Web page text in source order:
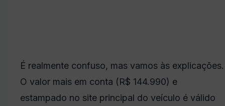
É realmente confuso, mas vamos às explicações.
O valor mais em conta (R$ 144.990) e
estampado no site principal do veículo é válido